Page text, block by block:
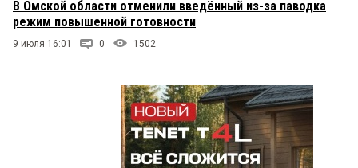
В Омской области отменили введённый из-за паводка
режим повышенной готовности
9 июля 16:01 0 1502